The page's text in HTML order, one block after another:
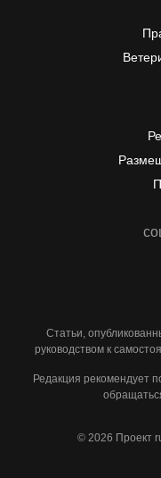
Статьи,
руководством к
Редакция рекомендует
© 2026 Проект